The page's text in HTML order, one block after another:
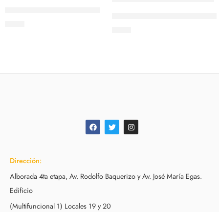
Dirección:
Alborada 4ta etapa, Av. Rodolfo Baquerizo y Av. José María Egas.
Edificio
(Multifuncional 1) Locales 19 y 20